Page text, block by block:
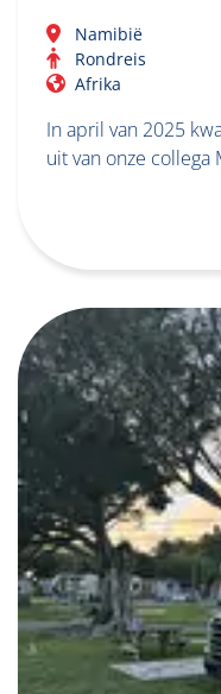
Namibië
Rondreis
Afrika
In april van 2025
uit van onze collega